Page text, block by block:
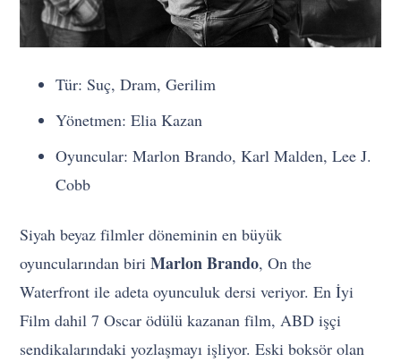
Tür: Suç, Dram, Gerilim
Yönetmen: Elia Kazan
Oyuncular: Marlon Brando, Karl Malden, Lee J.
Cobb
Siyah beyaz filmler döneminin en büyük
oyuncularından biriMarlon Brando, On the
Waterfront ile adeta oyunculuk dersi veriyor. En İyi
Film dahil 7 Oscar ödülü kazanan film, ABD işçi
sendikalarındaki yozlaşmayı işliyor. Eski boksör olan